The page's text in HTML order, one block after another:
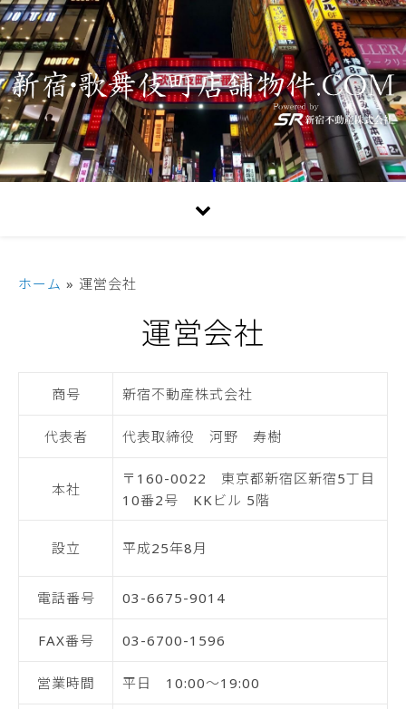
ホーム » 運営会社
運営会社
商号 新宿不動産株式会社
代表者 代表取締役 河野 寿樹
本社
〒160-0022 東京都新宿区新宿5丁目
10番2号 KKビル 5階
設立 平成25年8月
電話番号 03-6675-9014
FAX番号 03-6700-1596
営業時間 平日 10:00～19:00